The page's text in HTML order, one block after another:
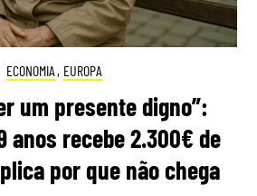
ECONOMIA , EUROPA
um presente digno”:
anos recebe 2.300€ de
por que não chega